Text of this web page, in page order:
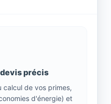
précis
calcul de vos primes,
d'énergie) et